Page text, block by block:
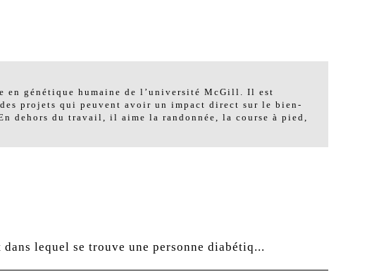
en génétique humaine de l’université McGill. Il est
projets qui peuvent avoir un impact direct sur le bien-
dehors du travail, il aime la randonnée, la course à pied,
lequel se trouve une personne diabétiq...